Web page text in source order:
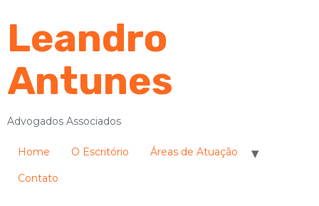
Leandro
Antunes
Advogados Associados
Home O Escritório Áreas de Atuação
Contato